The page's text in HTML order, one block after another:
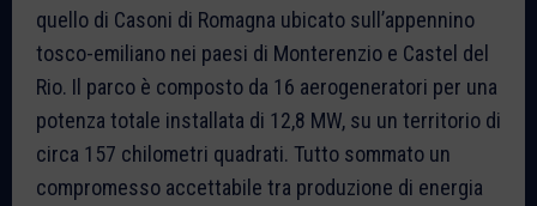
quello di Casoni di Romagna ubicato sull’appennino
tosco-emiliano nei paesi di Monterenzio e Castel del
Rio. Il parco è composto da 16 aerogeneratori per una
potenza totale installata di 12,8 MW, su un territorio di
circa 157 chilometri quadrati. Tutto sommato un
compromesso accettabile tra produzione di energia